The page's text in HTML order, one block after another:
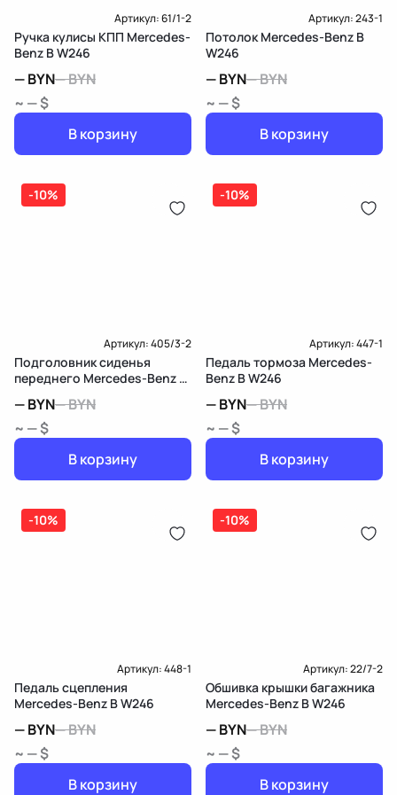
Тип сборки
Шпилька
Тип корпуса
Дополнительный артикул / дополнительная информация 2
Цвет стекла фары
красный/желтый
Цвет корпуса
Плоский штекер
Артикул:61/1-2
Ручка кулисы КПП Mercedes-
Benz B W246
—BYN—BYN
~ — $
В корзину
Артикул:243-1
Потолок Mercedes-Benz B
W246
—BYN—BYN
~ — $
В корзину
-10%
Артикул:405/3-2
Подголовник сиденья
переднего Mercedes-Benz B
—BYN—BYN
~ — $
В корзину
-10%
Артикул:447-1
Педаль тормоза Mercedes-
Benz B W246
—BYN—BYN
~ — $
В корзину
-10%
Артикул:448-1
Педаль сцепления
Mercedes-Benz B W246
—BYN—BYN
~ — $
В корзину
-10%
Артикул:22/7-2
Обшивка крышки багажника
Mercedes-Benz B W246
—BYN—BYN
~ — $
В корзину